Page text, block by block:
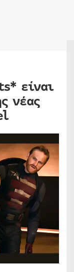
είναι
νέας